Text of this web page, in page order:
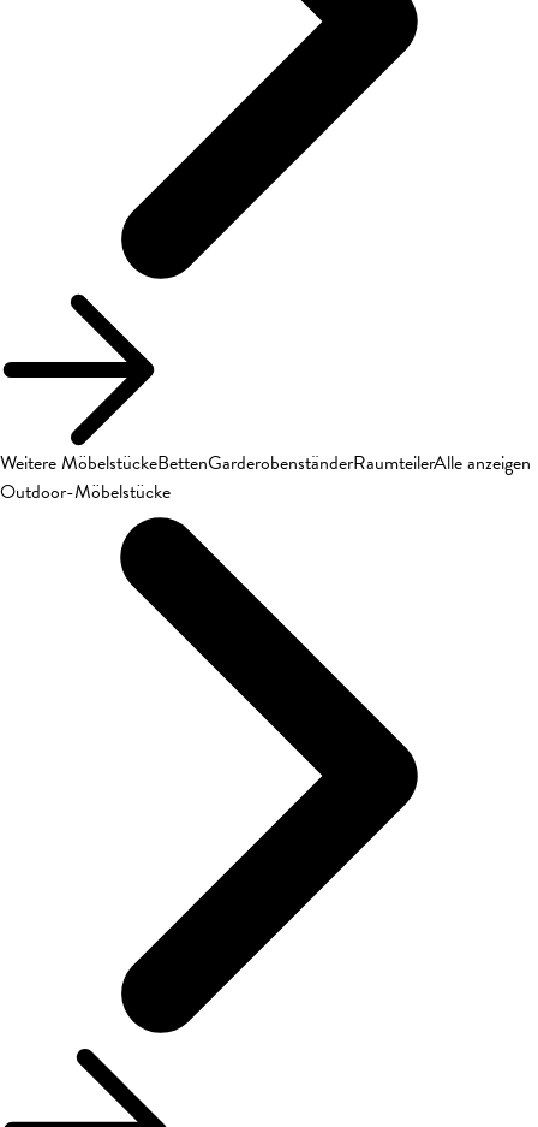
Weitere MöbelstückeBettenGarderobenständerRaumteilerAlle anzeigen
Outdoor-Möbelstücke